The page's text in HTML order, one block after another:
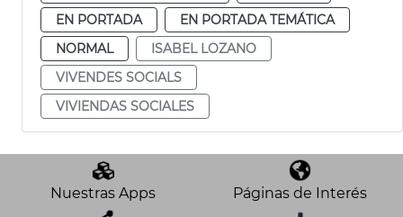
EN PORTADA
EN PORTADA TEMÁTICA
NORMAL
ISABEL LOZANO
VIVENDES SOCIALS
VIVIENDAS SOCIALES
Nuestras Apps Páginas de Interés